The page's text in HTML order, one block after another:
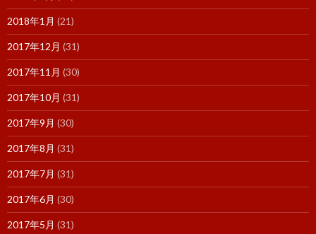
2018年1月 (21)
2017年12月 (31)
2017年11月 (30)
2017年10月 (31)
2017年9月 (30)
2017年8月 (31)
2017年7月 (31)
2017年6月 (30)
2017年5月 (31)